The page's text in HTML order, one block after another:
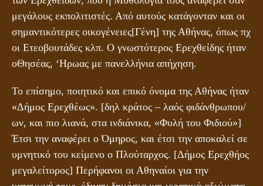
μεγάλους εκπολιτιστές. Από αυτούς κατάγονταν και οι
σημαντικότερες οικογένειες[Γένη] της Αθήνας, όπως πχ
οι Ετεοβουτάδες κλπ. Ο γνωστότερος Ερεχθείδης ήταν
οΘησέας, ‘Ηρωας με πανελλήνια απήχηση.
Το επίσημο, ποιητικό και επικό όνομα της Αθήνας ήταν
«Δήμος Ερεχθέως». [δηλ κράτος – λαός φιδάνθρωπου/
ων, και πιο λιανά, στα ινδιάνικα, «Φυλή του Φιδιού»]
Έτσι την αναφέρει ο Όμηρος, και έτσι την αποκαλεί σε
υμνητικό του κείμενο ο Πλούταρχος. [Δήμος Ερεχθήος
μεγαλείτορος] Περήφανοι οι Αθηναίοι για την